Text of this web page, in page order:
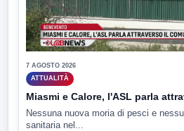
7 AGOSTO 2026
ATTUALITÀ
Miasmi e Calore, l'ASL parla
Nessuna nuova moria di pesci e
sanitaria nel...